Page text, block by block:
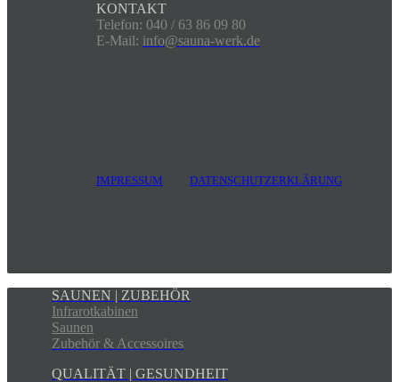
KONTAKT
Telefon: 040 / 63 86 09 80
E-Mail: info@sauna-werk.de
IMPRESSUM DATENSCHUTZERKLÄRUNG
SAUNEN | ZUBEHÖR
Infrarotkabinen
Saunen
Zubehör & Accessoires
QUALITÄT | GESUNDHEIT